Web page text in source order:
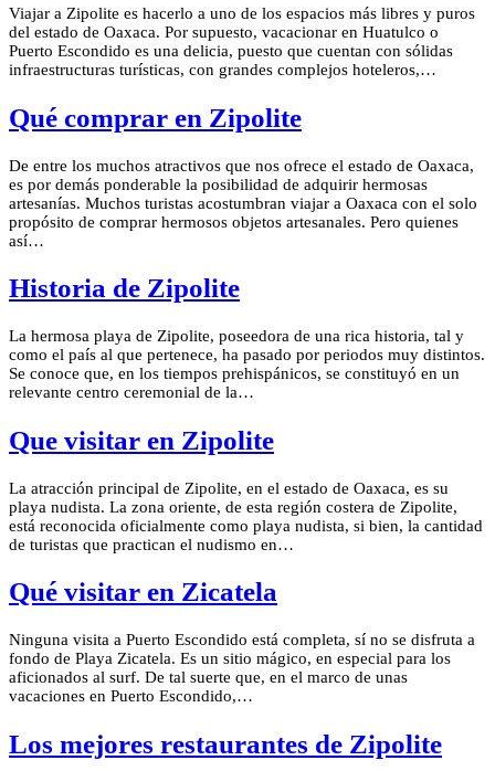
Viajar a Zipolite es hacerlo a uno de los espacios más libres y puros
del estado de Oaxaca. Por supuesto, vacacionar en Huatulco o
Puerto Escondido es una delicia, puesto que cuentan con sólidas
infraestructuras turísticas, con grandes complejos hoteleros,…
Qué comprar en Zipolite
De entre los muchos atractivos que nos ofrece el estado de Oaxaca,
es por demás ponderable la posibilidad de adquirir hermosas
artesanías. Muchos turistas acostumbran viajar a Oaxaca con el solo
propósito de comprar hermosos objetos artesanales. Pero quienes
así…
Historia de Zipolite
La hermosa playa de Zipolite, poseedora de una rica historia, tal y
como el país al que pertenece, ha pasado por periodos muy distintos.
Se conoce que, en los tiempos prehispánicos, se constituyó en un
relevante centro ceremonial de la…
Que visitar en Zipolite
La atracción principal de Zipolite, en el estado de Oaxaca, es su
playa nudista. La zona oriente, de esta región costera de Zipolite,
está reconocida oficialmente como playa nudista, si bien, la cantidad
de turistas que practican el nudismo en…
Qué visitar en Zicatela
Ninguna visita a Puerto Escondido está completa, sí no se disfruta a
fondo de Playa Zicatela. Es un sitio mágico, en especial para los
aficionados al surf. De tal suerte que, en el marco de unas
vacaciones en Puerto Escondido,…
Los mejores restaurantes de Zipolite